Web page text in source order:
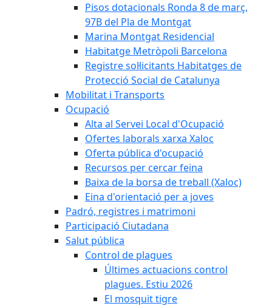
Pisos dotacionals Ronda 8 de març,
97B del Pla de Montgat
Marina Montgat Residencial
Habitatge Metròpoli Barcelona
Registre sol·licitants Habitatges de
Protecció Social de Catalunya
Mobilitat i Transports
Ocupació
Alta al Servei Local d'Ocupació
Ofertes laborals xarxa Xaloc
Oferta pública d'ocupació
Recursos per cercar feina
Baixa de la borsa de treball (Xaloc)
Eina d'orientació per a joves
Padró, registres i matrimoni
Participació Ciutadana
Salut pública
Control de plagues
Últimes actuacions control
plagues. Estiu 2026
El mosquit tigre